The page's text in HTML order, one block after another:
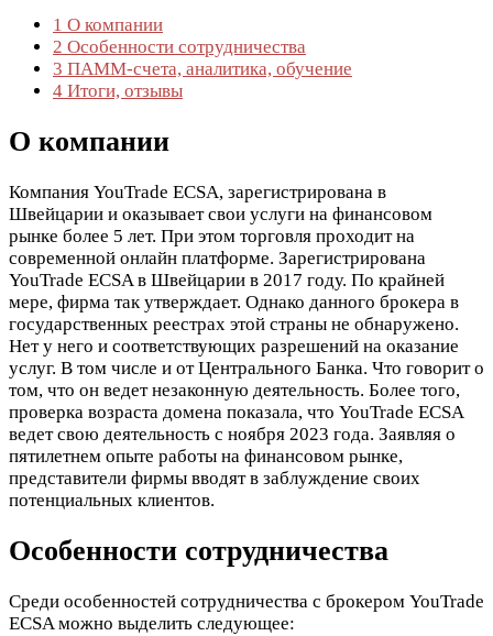
1 О компании
2 Особенности сотрудничества
3 ПАММ-счета, аналитика, обучение
4 Итоги, отзывы
О компании
Компания YouTrade ECSA, зарегистрирована в
Швейцарии и оказывает свои услуги на финансовом
рынке более 5 лет. При этом торговля проходит на
современной онлайн платформе. Зарегистрирована
YouTrade ECSA в Швейцарии в 2017 году. По крайней
мере, фирма так утверждает. Однако данного брокера в
государственных реестрах этой страны не обнаружено.
Нет у него и соответствующих разрешений на оказание
услуг. В том числе и от Центрального Банка. Что говорит о
том, что он ведет незаконную деятельность. Более того,
проверка возраста домена показала, что YouTrade ECSA
ведет свою деятельность с ноября 2023 года. Заявляя о
пятилетнем опыте работы на финансовом рынке,
представители фирмы вводят в заблуждение своих
потенциальных клиентов.
Особенности сотрудничества
Среди особенностей сотрудничества с брокером YouTrade
ECSA можно выделить следующее: